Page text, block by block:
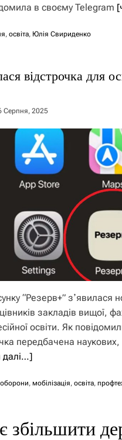
в своєму Telegram
, освіта, Юлія Свириденко
відстрочка для
Серпня, 2025
“Резерв+” зʼявилася
закладів вищої,
освіти. Як
передбачена наукових,
далі…]
, мобілізація, освіта,
збільшити